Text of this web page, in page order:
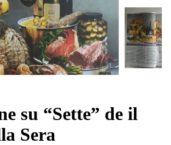
su “Sette” de il
Sera